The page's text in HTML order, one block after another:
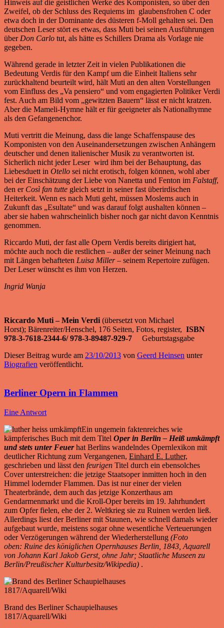
Hinweis auf die geistlichen Werke des Komponisten, so über den
Zweifel, ob der Schluss des Requiems im glaubensfrohen C oder
etwa doch in der Dominante des düsteren f-Moll gehalten sei. Den
deutschen Leser stört es etwas, dass Muti bei seinen Ausführungen
überDon Carlo tut, als hätte es Schillers Drama als Vorlage nie
gegeben.
Während gerade in letzter Zeit in vielen Publikationen die
Bedeutung Verdis für den Kampf um die Einheit Italiens sehr
zurückhaltend beurteilt wird, hält Muti an den alten Vorstellungen
vom Einfluss des „Va pensiero“ und vom engagierten Politiker Verdi
fest. Auch am Bild vom „gewitzten Bauern“ lässt er nicht kratzen.
Aber die Mameli-Hymne hält er für geeigneter als Nationalhymne
als den Gefangenenchor.
Muti vertritt die Meinung, dass die lange Schaffenspause des
Komponisten von den Auseinandersetzungen zwischen Anhängern
deutscher und denen italienischer Musik zu verantworten ist.
Sicherlich nicht jeder Leser wird ihm bei der Behauptung, das
Liebesduett in Otello sei nicht erotisch, folgen können, wohl aber
bei der Einschätzung der Liebe von Nanetta und Fenton im Falstaff,
den er Così fan tutte gleich setzt in seiner fast überirdischen
Heiterkeit. Wenn es nach Muti geht, müssen Moslems auch in
Zukunft das „Esultate“ und was darauf folgt aushalten können –
aber sie haben wahrscheinlich bisher noch gar nicht davon Kenntnis
genommen.
Riccardo Muti, der fast alle Opern Verdis bereits dirigiert hat,
möchte auch noch die restlichen – außer der seiner Meinung nach
mit Längen behafteten Luisa Miller– seinem Repertoire zufügen.
Der Leser wünscht es ihm von Herzen.
Ingrid Wanja
Riccardo Muti – Mein Verdi(übersetzt von Michael
Horst); Bärenreiter/Henschel, 176 Seiten, Fotos, register, ISBN
978-3-7618-2344-6/ 978-3-89487-929-7 Geburtstagsgabe
Dieser Beitrag wurde am 23/10/2013 von Geerd Heinsen unter
Biografien veröffentlicht.
Berliner Opern in Flammen
Eine Antwort
Ein ungemein faktenreiches wie
kämpferisches Buch mit dem Titel Oper in Berlin – Heiß umkämpft
und stets unter Feuerhat Berlins wandelndes Opernlexikon mit
deutlicher Richtung zum Vergangenen, Einhard E. Luther,
geschrieben und lässt den feurigen Titel durch ein ebensolches
Cover unterstreichen: die jetzige Staatsoper inmitten hoch in den
Himmel lodernder Flammen. Das ist nur einer der vielen
Theaterbrände, dem auch das jetzige Konzerthaus am
Gendarmenmarkt und die Kroll-Oper bereits im 19. Jahrhundert
zum Opfer fielen, ehe der 2. Weltkrieg sie zu Ruinen werden ließ.
Allerdings liest der Berliner mit Staunen, wie schnell damals wieder
aufgebaut wurde, meistens sogar ohne wesentliche Verteuerungen
oder Verzögerungen während der Wiederherstellung (Foto
oben: Ruine des königlichen Opernhauses Berlin, 1843, Aquarell
von Johann Karl Jakob Gerst, ohne Jahr; Staatliche Museen zu
Berlin/Preußischer Kulturbesitz/Wikipedia) .
Brand des Berliner Schaupielhauses
1817/Aquarell/Wiki